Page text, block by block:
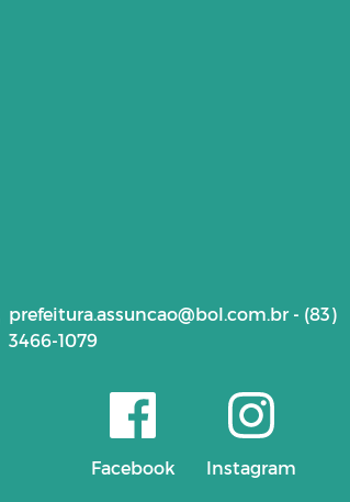
prefeitura.assuncao@bol.com.br - (83)
3466-1079
Facebook Instagram